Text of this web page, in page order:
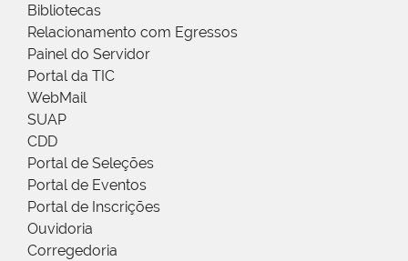
Bibliotecas
Relacionamento com Egressos
Painel do Servidor
Portal da TIC
WebMail
SUAP
CDD
Portal de Seleções
Portal de Eventos
Portal de Inscrições
Ouvidoria
Corregedoria